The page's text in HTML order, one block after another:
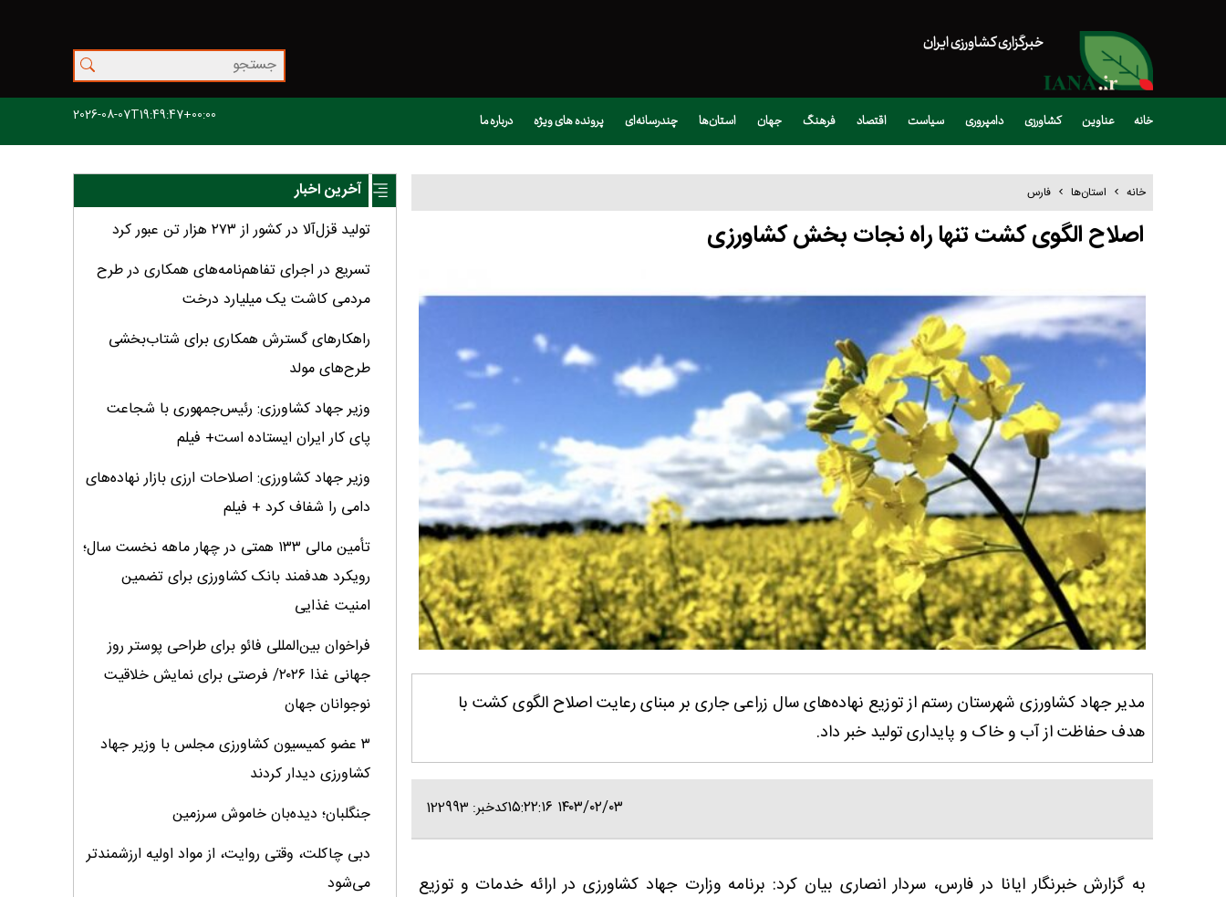
خبرگزاری کشاورزی ایران
خانه عناوین کشاورزی دامپروری سیاست اقتصاد فرهنگ جهان استان‌ها چندرسانه‌ای پرونده های ویژه درباره ما 2026-08-07T19:49:47+00:00
خانه استان‌ها فارس
اصلاح الگوی کشت تنها راه نجات بخش کشاورزی
مدیر جهاد کشاورزی شهرستان رستم از توزیع نهاده‌های سال زراعی جاری بر مبنای رعایت اصلاح الگوی کشت با
هدف حفاظت از آب و خاک و پایداری تولید خبر داد.
۱۴۰۳/۰۲/۰۳ ۱۵:۲۲:۱۶ کدخبر: 122993
به گزارش خبرنگار ایانا در فارس، سردار انصاری بیان کرد: برنامه وزارت جهاد کشاورزی در ارائه خدمات و توزیع
آخرین اخبار
تولید قزل‌آلا در کشور از ۲۷۳ هزار تن عبور کرد
تسریع در اجرای تفاهم‌نامه‌های همکاری در طرح
مردمی کاشت یک میلیارد درخت
راهکارهای گسترش همکاری برای شتاب‌بخشی
طرح‌های مولد
وزیر جهاد کشاورزی: رئیس‌جمهوری با شجاعت
پای کار ایران ایستاده است+ فیلم
وزیر جهاد کشاورزی: اصلاحات ارزی بازار نهاده‌های
دامی را شفاف کرد + فیلم
تأمین مالی ۱۳۳ همتی در چهار ماهه نخست سال؛
رویکرد هدفمند بانک کشاورزی برای تضمین
امنیت غذایی
فراخوان بین‌المللی فائو برای طراحی پوستر روز
جهانی غذا ۲۰۲۶/ فرصتی برای نمایش خلاقیت
نوجوانان جهان
۳ عضو کمیسیون کشاورزی مجلس با وزیر جهاد
کشاورزی دیدار کردند
جنگلبان؛ دیده‌بان خاموش سرزمین
دبی چاکلت، وقتی روایت، از مواد اولیه ارزشمندتر
می‌شود